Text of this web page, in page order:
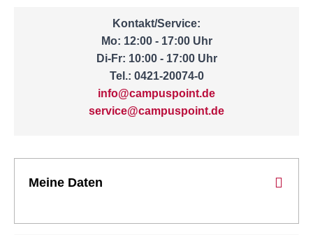
Kontakt/Service:
Mo: 12:00 - 17:00 Uhr
Di-Fr: 10:00 - 17:00 Uhr
Tel.: 0421-20074-0
info@campuspoint.de
service@campuspoint.de
Meine Daten